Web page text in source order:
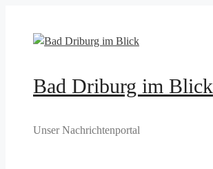
springen
Bad Driburg im Blick
Unser Nachrichtenportal